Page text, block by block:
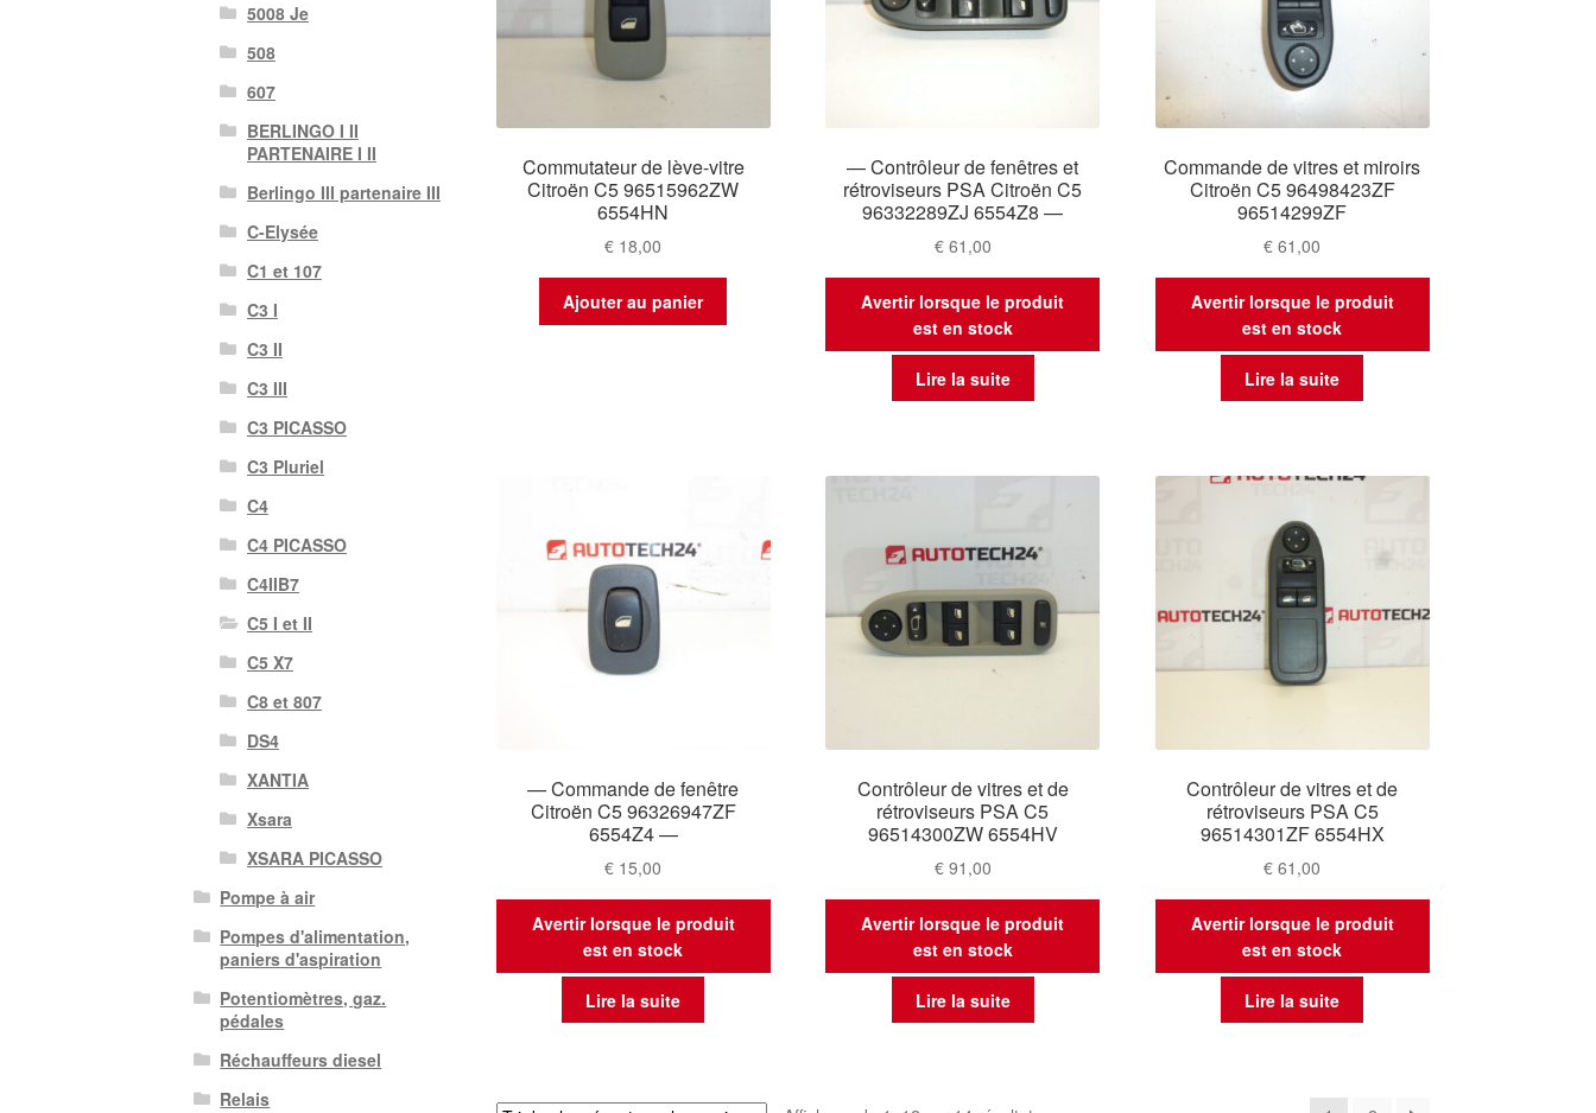
Commutateur de lève-vitre
Citroën C5 96515962ZW
6554HN
€ 18,00
Ajouter au panier
— Contrôleur de fenêtres et
rétroviseurs PSA Citroën C5
96332289ZJ 6554Z8 —
€61,00
Avertir lorsque le produit
est en stock
Lire la suite
Commande de vitres et miroirs
Citroën C5 96498423ZF
96514299ZF
€ 61,00
Avertir lorsque le produit
est en stock
Lire la suite
— Commande de fenêtre
Citroën C5 96326947ZF
6554Z4 —
€ 15,00
Avertir lorsque le produit
est en stock
Lire la suite
Contrôleur de vitres et de
rétroviseurs PSA C5
96514300ZW 6554HV
€91,00
Avertir lorsque le produit
est en stock
Lire la suite
Contrôleur de vitres et de
rétroviseurs PSA C5
96514301ZF 6554HX
€ 61,00
Avertir lorsque le produit
est en stock
Lire la suite
5008 Je
508
607
BERLINGO I II
PARTENAIRE I II
Berlingo III partenaire III
C-Elysée
C1 et 107
C3 I
C3 II
C3 III
C3 PICASSO
C3 Pluriel
C4
C4 PICASSO
C4IIB7
C5 I et II
C5 X7
C8 et 807
DS4
XANTIA
Xsara
XSARA PICASSO
Pompe à air
Pompes d'alimentation,
paniers d'aspiration
Potentiomètres, gaz.
pédales
Réchauffeurs diesel
Relais